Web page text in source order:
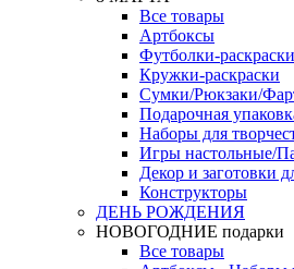
Все товары
Артбоксы
Футболки-раскраски
Кружки-раскраски
Сумки/Рюкзаки/
Подарочная
Наборы для
Игры настольные/
Декор и заготовки
Конструкторы
ДЕНЬ РОЖДЕНИЯ
НОВОГОДНИЕ подарки
Все товары